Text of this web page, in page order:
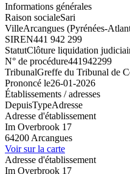
Informations générales
Raison socialeSari
VilleArcangues (Pyrénées-
SIREN441 942 299
StatutClôture liquidation
N° de procédure441942299
TribunalGreffe du Tribunal de
Prononcé le26-01-2026
Établissements / adresses
DepuisTypeAdresse
Adresse d'établissement
Im Overbrook 17
64200 Arcangues
Voir sur la carte
Adresse d'établissement
Im Overbrook 17